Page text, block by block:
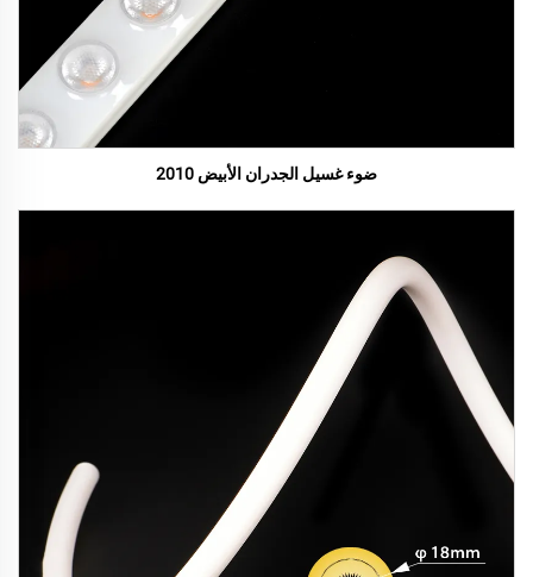
ضوء غسيل الجدران الأبيض 2010